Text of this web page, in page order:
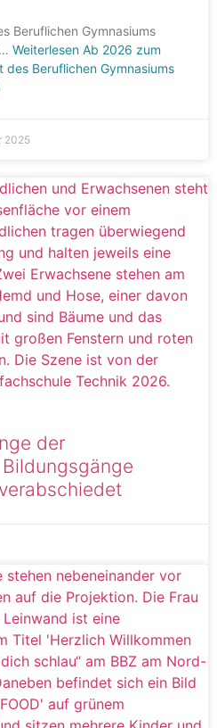
Beruflichen Gymnasiums
Weiterlesen Ab 2026 zum
Beruflichen Gymnasiums
2025
der